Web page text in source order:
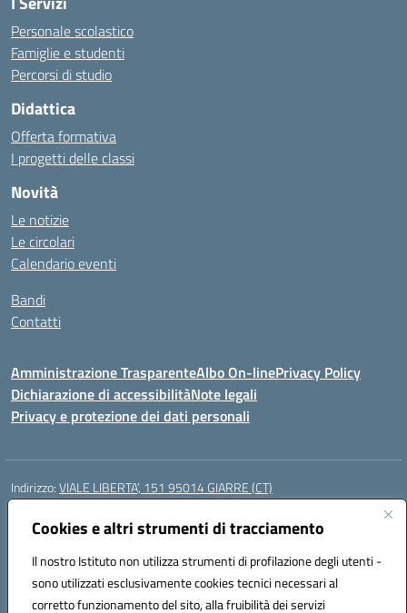
Cookies e altri strumenti di tracciamento
Il nostro Istituto non utilizza strumenti di profilazione degli utenti -
sono utilizzati esclusivamente cookies tecnici necessari al
corretto funzionamento del sito, alla fruibilità dei servizi
Personale scolastico
Famiglie e studenti
Percorsi di studio
Didattica
Offerta formativa
I progetti delle classi
Novità
Le notizie
Le circolari
Calendario eventi
Bandi
Contatti
Amministrazione TrasparenteAlbo On-linePrivacy Policy
Dichiarazione di accessibilitàNote legali
Privacy e protezione dei dati personali
Indirizzo:VIALE LIBERTA’, 151 95014 GIARRE (CT)
Centralino:
Posta elettronica certificata (PEC):ctmm151004@pec.istruzione.it
Codice fiscale: 92032760875
Codice meccanografico:CTMM151004
Codice Indice delle Pubbliche Amministrazioni (IPA): cpiacd